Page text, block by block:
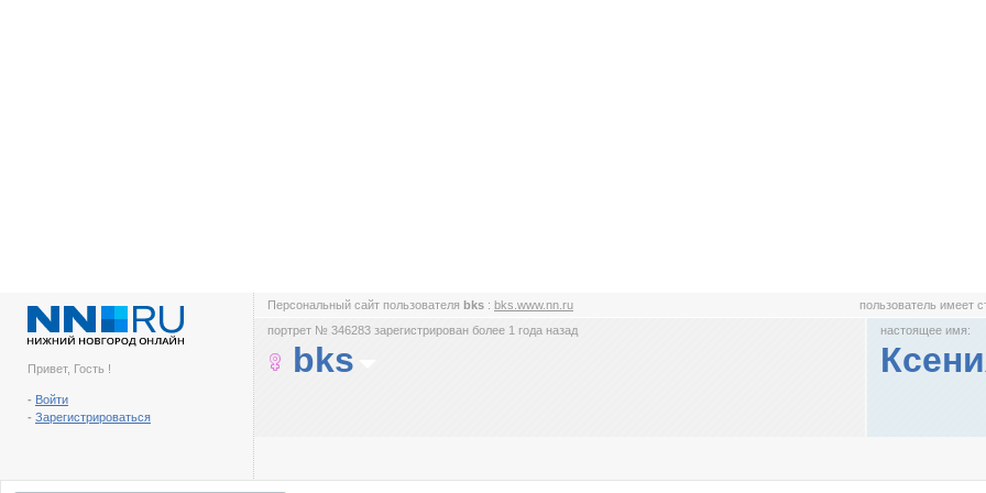
Привет, Гость !
- Войти
- Зарегистрироваться
Персональный сайт пользователя bks : bks.www.nn.ru пользователь имеет
портрет № 346283 зарегистрирован более 1 года назад
bks
настоящее имя: